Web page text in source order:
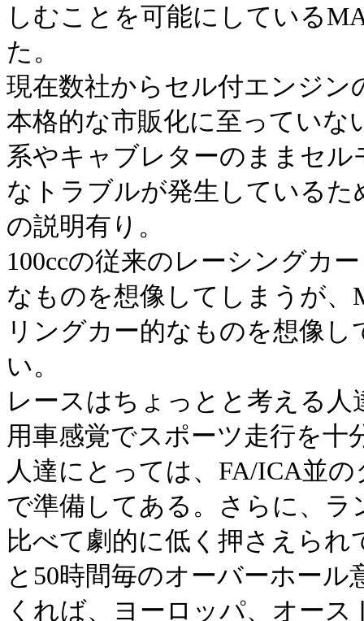
しむことを可能にしている
た。
現在数社からセル付エンジ
本格的な市販化に至っていな
系やキャブレターのままセ
なトラブルが発生している
の説明有り。
100ccの従来のレーシングカ
なものを想像してしまうが
リングカー的なものを想像
い。
レースはちょっとと考える
用車感覚でスポーツ走行を
人達にとっては、FA/ICA並
で準備してある。さらに、ラ
比べて劇的に低く押さえら
と50時間毎のオーバーホー
くれば、ヨーロッパ、オー